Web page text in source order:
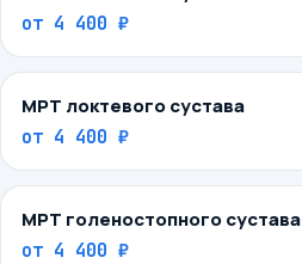
от 4 400 ₽
МРТ локтевого сустава
от 4 400 ₽
МРТ голеностопного сустава
от 4 400 ₽